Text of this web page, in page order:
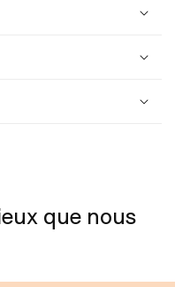
que nous